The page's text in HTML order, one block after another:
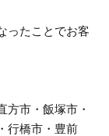
ったことでお客
方市・飯塚市・
行橋市・豊前